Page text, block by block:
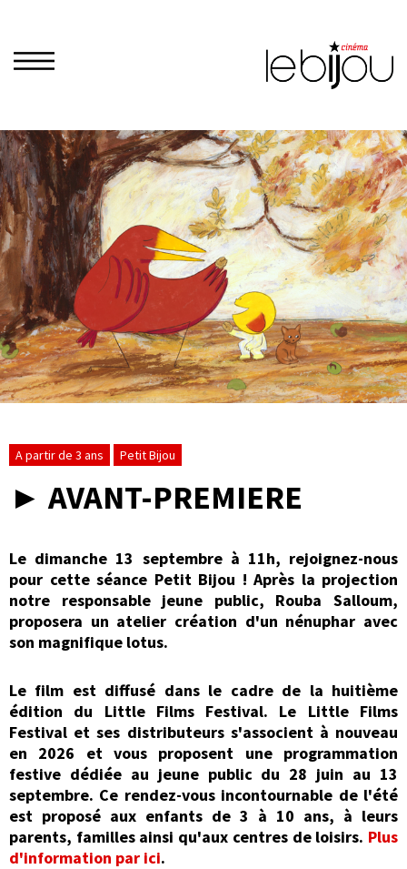
A partir de 3 ans Petit Bijou
► AVANT-PREMIERE
Le dimanche 13 septembre à 11h, rejoignez-nous
pour cette séance Petit Bijou ! Après la projection
notre responsable jeune public, Rouba Salloum,
proposera un atelier création d'un nénuphar avec
son magnifique lotus.
Le film est diffusé dans le cadre de la huitième
édition du Little Films Festival. Le Little Films
Festival et ses distributeurs s'associent à nouveau
en 2026 et vous proposent une programmation
festive dédiée au jeune public du 28 juin au 13
septembre. Ce rendez-vous incontournable de l'été
est proposé aux enfants de 3 à 10 ans, à leurs
parents, familles ainsi qu'aux centres de loisirs. Plus
d'information par ici.